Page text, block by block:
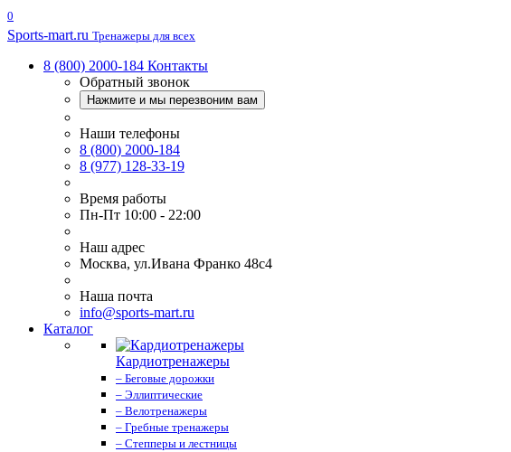
0
Sports-mart.ru Тренажеры для всех
8 (800) 2000-184 Контакты
Обратный звонок
Нажмите и мы перезвоним вам
Наши телефоны
8 (800) 2000-184
8 (977) 128-33-19
Время работы
Пн-Пт 10:00 - 22:00
Наш адрес
Москва, ул.Ивана Франко 48с4
Наша почта
info@sports-mart.ru
Каталог
Кардиотренажеры
– Беговые дорожки
– Эллиптические
– Велотренажеры
– Гребные тренажеры
– Степперы и лестницы